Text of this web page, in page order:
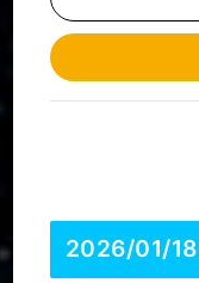
2026/01/18